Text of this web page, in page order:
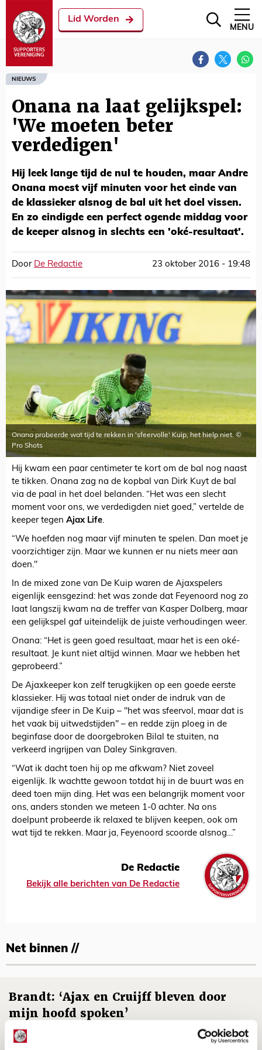
Lid Worden
MENU
NIEUWS
Onana na laat gelijkspel:
'We moeten beter
verdedigen'
Hij leek lange tijd de nul te houden, maar Andre
Onana moest vijf minuten voor het einde van
de klassieker alsnog de bal uit het doel vissen.
En zo eindigde een perfect ogende middag voor
de keeper alsnog in slechts een 'oké-resultaat'.
Door De Redactie 23 oktober 2016 - 19:48
Onana probeerde wat tijd te rekken in 'sfeervolle' Kuip, het hielp niet. ©
Pro Shots
Hij kwam een paar centimeter te kort om de bal nog naast
te tikken. Onana zag na de kopbal van Dirk Kuyt de bal
via de paal in het doel belanden. “Het was een slecht
moment voor ons, we verdedigden niet goed,” vertelde de
keeper tegen Ajax Life.
“We hoefden nog maar vijf minuten te spelen. Dan moet je
voorzichtiger zijn. Maar we kunnen er nu niets meer aan
doen."
In de mixed zone van De Kuip waren de Ajaxspelers
eigenlijk eensgezind: het was zonde dat Feyenoord nog zo
laat langszij kwam na de treffer van Kasper Dolberg, maar
een gelijkspel gaf uiteindelijk de juiste verhoudingen weer.
Onana: “Het is geen goed resultaat, maar het is een oké-
resultaat. Je kunt niet altijd winnen. Maar we hebben het
geprobeerd.”
De Ajaxkeeper kon zelf terugkijken op een goede eerste
klassieker. Hij was totaal niet onder de indruk van de
vijandige sfeer in De Kuip – "het was sfeervol, maar dat is
het vaak bij uitwedstijden" – en redde zijn ploeg in de
beginfase door de doorgebroken Bilal te stuiten, na
verkeerd ingrijpen van Daley Sinkgraven.
“Wat ik dacht toen hij op me afkwam? Niet zoveel
eigenlijk. Ik wachtte gewoon totdat hij in de buurt was en
deed toen mijn ding. Het was een belangrijk moment voor
ons, anders stonden we meteen 1-0 achter. Na ons
doelpunt probeerde ik relaxed te blijven keepen, ook om
wat tijd te rekken. Maar ja, Feyenoord scoorde alsnog…”
De Redactie
Bekijk alle berichten van De Redactie
Net binnen //
Brandt: ‘Ajax en Cruijff bleven door
mijn hoofd spoken’
07 AUGUSTUS 2026 - 20:02